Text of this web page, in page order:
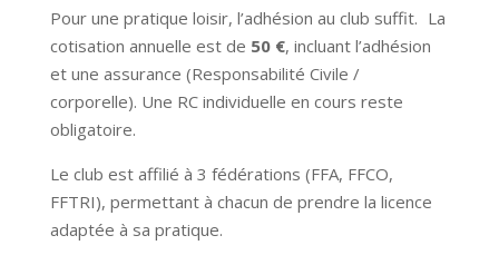
Pour une pratique loisir, l’adhésion au club suffit. La
cotisation annuelle est de 50 €, incluant l’adhésion
et une assurance (Responsabilité Civile /
corporelle). Une RC individuelle en cours reste
obligatoire.
Le club est affilié à 3 fédérations (FFA, FFCO,
FFTRI), permettant à chacun de prendre la licence
adaptée à sa pratique.